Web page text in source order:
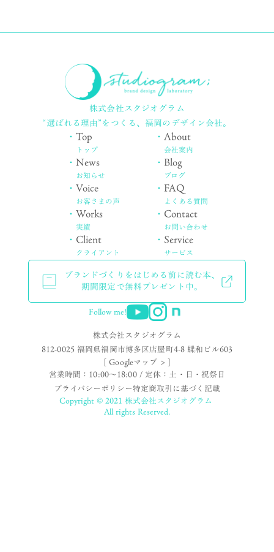
株式会社スタジオグラム
“選ばれる理由”をつくる、福岡のデザイン会社。
・Top
トップ
・News
お知らせ
・Voice
お客さまの声
・Works
実績
・ Client
クライアント
・About
会社案内
・ Blog
ブログ
・ FAQ
よくある質問
・ Contact
お問い合わせ
・ Service
サービス
ブランドづくりをはじめる前に読む本、
期間限定で無料プレゼント中。
Follow me!
株式会社スタジオグラム
812-0025 福岡県福岡市博多区店屋町4-8 蝶和ビル603
[ Googleマップ > ]
営業時間：10:00〜18:00 / 定休：土・日・祝祭日
プライバシーポリシー特定商取引に基づく記載
Copyright © 2021 株式会社スタジオグラム
All rights Reserved.